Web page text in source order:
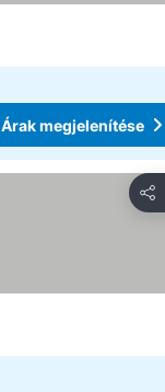
Árak megjelenítése